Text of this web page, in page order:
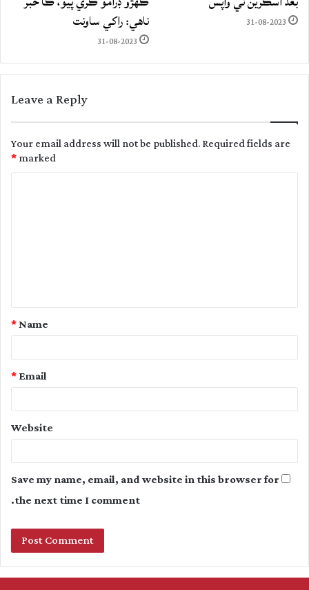
31-08-2023
ناهي: راکي ساونت
31-08-2023
Leave a Reply
Your email address will not be published.Required fields are
marked
*
t
Name
*
Email
*
Website
Save my name, email, and website in this browser for
the next time I comment.